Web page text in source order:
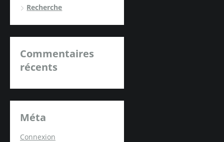
Recherche
Commentaires
récents
Méta
Connexion